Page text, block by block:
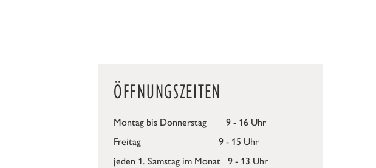
ÖFFNUNGSZEITEN
Montag bis Donnerstag 9 - 16 Uhr
Freitag 9 - 15 Uhr
jeden 1. Samstag im Monat 9 - 13 Uhr